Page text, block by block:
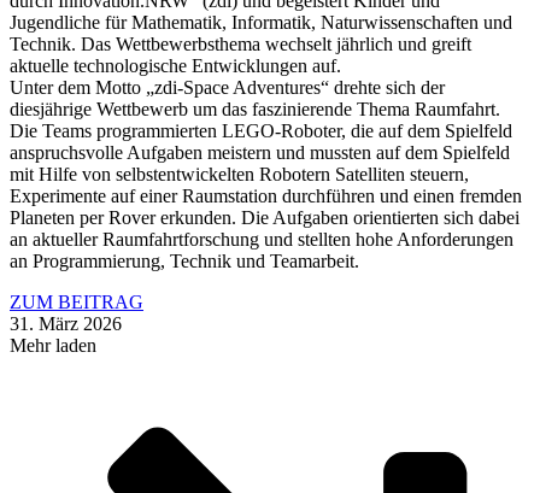
Jugendliche für Mathematik, Informatik, Naturwissenschaften und
Technik. Das Wettbewerbsthema wechselt jährlich und greift
aktuelle technologische Entwicklungen auf.
Unter dem Motto „zdi-Space Adventures“ drehte sich der
diesjährige Wettbewerb um das faszinierende Thema Raumfahrt.
Die Teams programmierten LEGO-Roboter, die auf dem Spielfeld
anspruchsvolle Aufgaben meistern und mussten auf dem Spielfeld
mit Hilfe von selbstentwickelten Robotern Satelliten steuern,
Experimente auf einer Raumstation durchführen und einen fremden
Planeten per Rover erkunden. Die Aufgaben orientierten sich dabei
an aktueller Raumfahrtforschung und stellten hohe Anforderungen
an Programmierung, Technik und Teamarbeit.
ZUM BEITRAG
31. März 2026
Mehr laden